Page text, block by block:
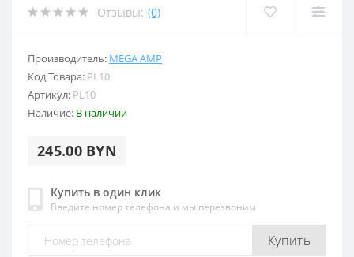
Отзывы: (0)
Производитель: MEGA AMP
Код Товара: PL10
Артикул: PL10
Наличие: В наличии
245.00 BYN
Купить в один клик
Введите номер телефона и мы перезвоним
Купить